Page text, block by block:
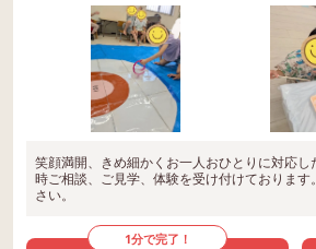
笑顔満開、きめ細かくお一人おひとりに対応
時ご相談、ご見学、体験を受け付けておりま
さい。
1分で完了！